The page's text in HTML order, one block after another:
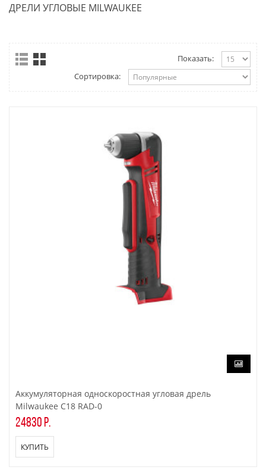
ДРЕЛИ УГЛОВЫЕ MILWAUKEE
Показать:
Сортировка:
Аккумуляторная односкоростная угловая дрель
Milwaukee C18 RAD-0
24830 р.
КУПИТЬ